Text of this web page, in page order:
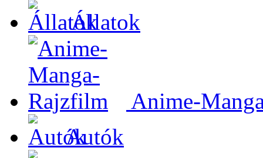
Állatok
Anime-
Autók